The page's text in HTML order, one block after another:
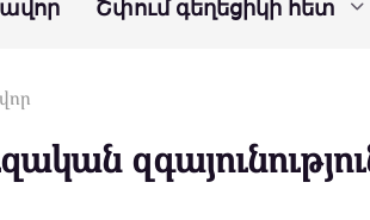
Շփում գեղեցիկի հետ